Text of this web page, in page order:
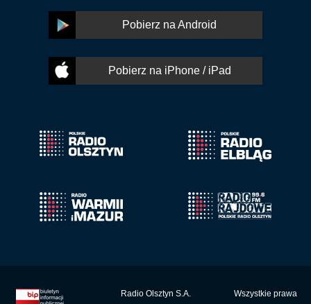
Pobierz na Android
Pobierz na iPhone / iPad
Radio Olsztyn S.A.
Wszystkie prawa